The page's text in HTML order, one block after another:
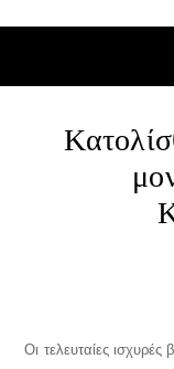
Οι τελευταίες